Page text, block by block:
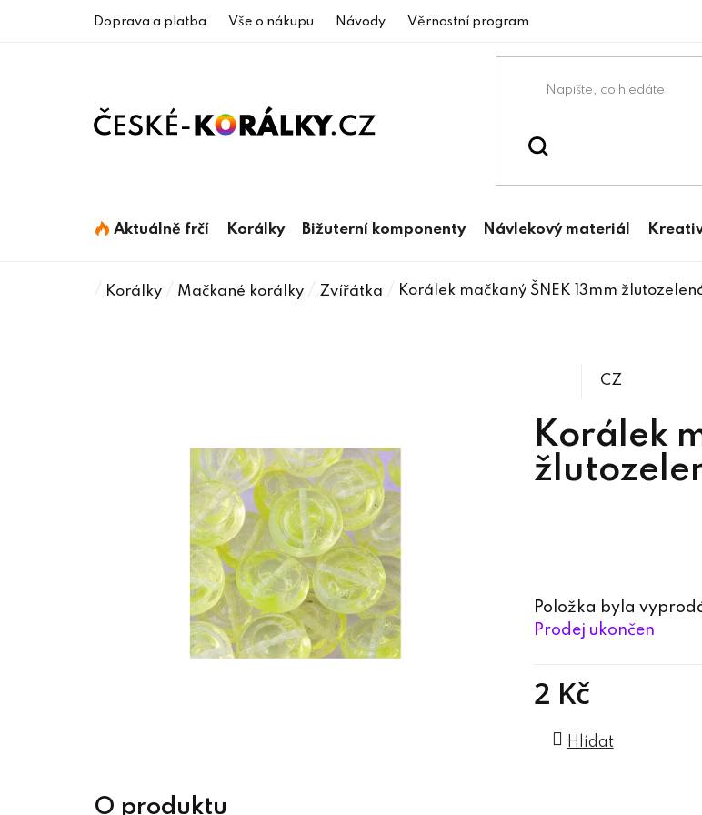
Doprava a platba Vše o nákupu Návody Věrnostní program
Aktuálně frčí Korálky Bižuterní komponenty Návlekový materiál
Domů
Korálky Mačkané korálky Zvířátka Korálek mačkaný ŠNEK 13mm
Korálek
CZ
Položka byla
Prodej ukončen
2 Kč
Hlídat